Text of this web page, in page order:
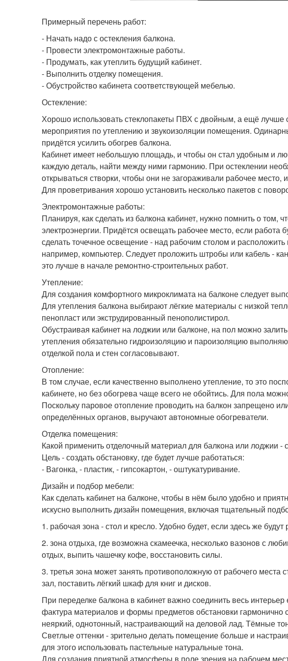
Примерный перечень работ:
- Начать надо с остекления балкона.
- Провести электромонтажные работы.
- Продумать, как утеплить будущий кабинет.
- Выполнить отделку помещения.
- Обустройство кабинета соответствующей мебелью.
Остекление:
Хорошо использовать стеклопакеты ПВХ с двойным, а ещё лучше
мероприятия по утеплению и звукоизоляции помещения.
придётся усилить обогрев балкона.
Кабинет имеет небольшую площадь, и чтобы он стал удобным и
каждую деталь, найти между ними гармонию. При остеклении
открываться створки, чтобы они не загораживали рабочее
Для проветривания хорошо установить несколько пакетов с
Электромонтажные работы:
Планируя, как сделать из балкона кабинет, нужно помнить о том,
электроэнергии. Придётся освещать рабочее место, если
сделать точечное освещение - над рабочим столом и расположить
например, компьютер. Следует проложить штробы или кабель -
это лучше в начале ремонтно-строительных работ.
Утепление:
Для создания комфортного микроклимата на балконе следует
Для утепления балкона выбирают лёгкие материалы с низкой
пенопласт или экструдированный пенополистирол.
Обустраивая кабинет на лоджии или балконе, на пол можно
утепления обязательно гидроизоляцию и пароизоляцию
отделкой пола и стен согласовывают.
Отопление:
В том случае, если качественно выполнено утепление, то это
кабинете, но без обогрева чаще всего не обойтись. Для пола
Поскольку паровое отопление проводить на балкон запрещено
определённых органов, выручают автономные обогреватели.
Отделка помещения:
Какой применить отделочный материал для балкона или лоджии -
Цель - создать обстановку, где будет лучше работаться:
- Вагонка, - пластик, - гипсокартон, - оштукатуривание.
Дизайн и подбор мебели:
Как сделать кабинет на балконе, чтобы в нём было удобно и
искусно выполнить дизайн помещения, включая тщательный
1. рабочая зона - стол и кресло. Удобно будет, если здесь же
2. зона отдыха, где возможна скамеечка, несколько вазонов с
отдых, выпить чашечку кофе, восстановить силы.
3. третья зона может занять противоположную от рабочего места
зал, поставить лёгкий шкаф для книг и дисков.
При переделке балкона в кабинет важно соединить весь
фактура материалов и формы предметов обстановки гармонично
неяркий, однотонный, настраивающий на деловой лад. Тёмные
Светлые оттенки - зрительно делать помещение больше и
для этого использовать пастельные натуральные тона.